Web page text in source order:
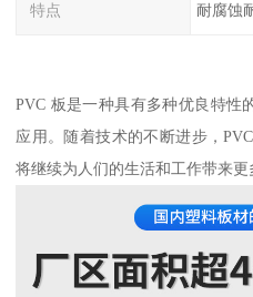
特点 耐腐蚀
PVC 板是一种具有多种优良特性
应用。随着技术的不断进步，
将继续为人们的生活和工作带来更